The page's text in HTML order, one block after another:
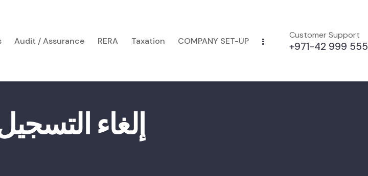
Audit / Assurance RERA Taxation COMPANY SET-UP
Customer Support
+971-42 999 555
إلغاء